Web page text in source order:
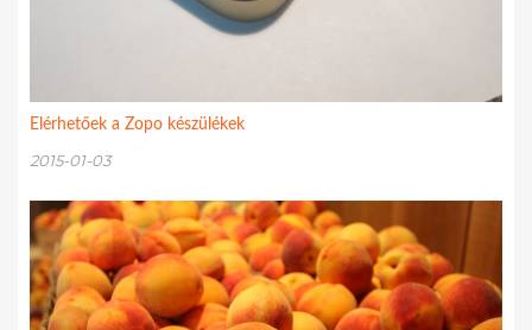
Elérhetőek a Zopo készülékek
2015-01-03